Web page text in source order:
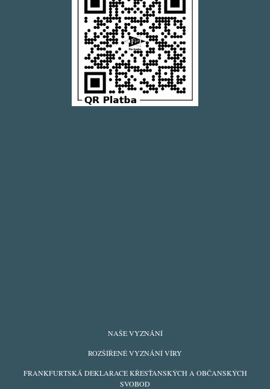
NAŠE VYZNÁNÍ
ROZŠÍŘENÉ VYZNÁNÍ VÍRY
FRANKFURTSKÁ DEKLARACE KŘESŤANSKÝCH A OBČANSKÝCH
SVOBOD